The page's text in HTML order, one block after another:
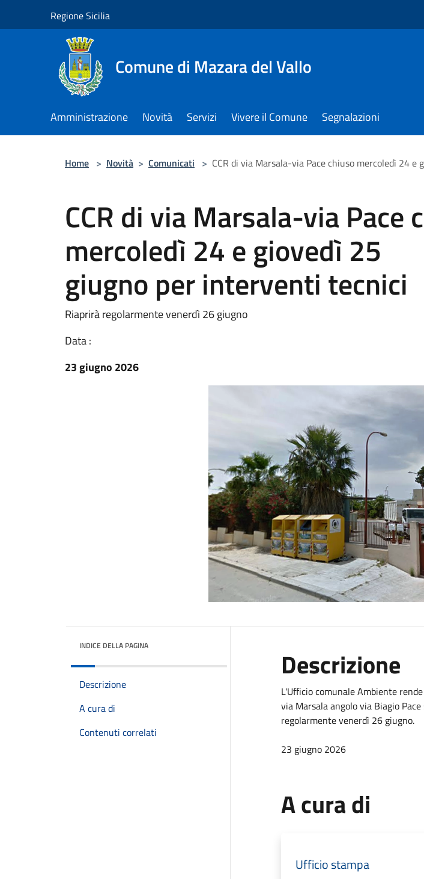
Regione Sicilia
Comune di Mazara del Vallo
Amministrazione Novità Servizi Vivere il Comune Segnalazioni
Home > Novità > Comunicati > CCR di via Marsala-via Pace chiuso mercoledì 24
CCR di via Marsala-via Pace
mercoledì 24 e giovedì 25
giugno per interventi tecnici
Riaprirà regolarmente venerdì 26 giugno
Data :
23 giugno 2026
INDICE DELLA PAGINA
Descrizione
A cura di
Contenuti correlati
Descrizione
L'Ufficio comunale Ambiente
via Marsala angolo via Biagio
regolarmente venerdì 26 giugno.
23 giugno 2026
A cura di
Ufficio stampa